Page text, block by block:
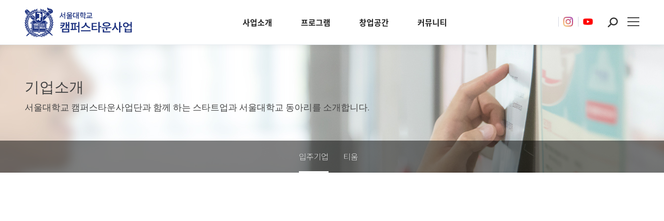
사업소개 프로그램 창업공간 커뮤니티 Search:
기업소개
서울대학교 캠퍼스타운사업단과 함께 하는 스타트업과 서울대학교 동아리를 소개합니다.
입주기업 티움